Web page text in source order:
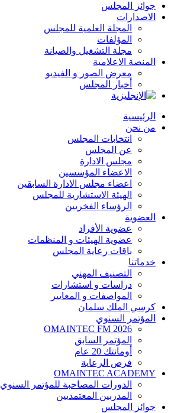
جوائز المجلس
الاصدارات
المجلة العلمية للمجلس
المؤلفات
مجلة التشغيل والصيانة
المنصة الاعلامية
معرض الصور و الفيديو
أخبار المجلس
الرئيسية
من نحن
انتخابات المجلس
عن المجلس
مجلس الادارة
الاعضاء المؤسسين
اعضاء مجلس الادارة السابقين
الهيئة الاستشارية للمجلس
الرؤساء الفخريين
العضوية
عضوية الأفراد
عضوية الهيئات و المنظمات
باقات رعاية المجلس
خدماتنا
التصنيف المهني
دراسات و استشارات
المواصفات و المعايير
كرسي الملك سلمان
المؤتمر السنوي
OMAINTEC FM 2026
المؤتمر السابق
أومانتك 20 عام
فرص الرعاية
OMAINTEC ACADEMY
الدورات المصاحبة للمؤتمر السنوي
المدربين المعتمديين
جوائز المجلس